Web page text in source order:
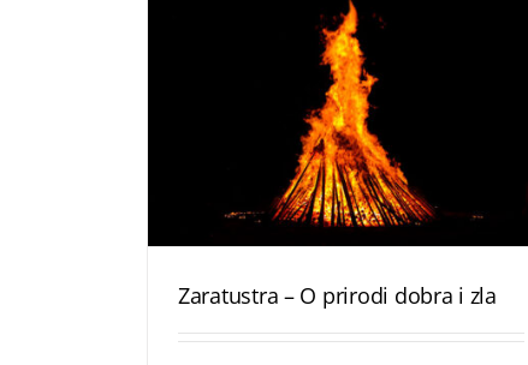
Zaratustra – O prirodi dobra i zla